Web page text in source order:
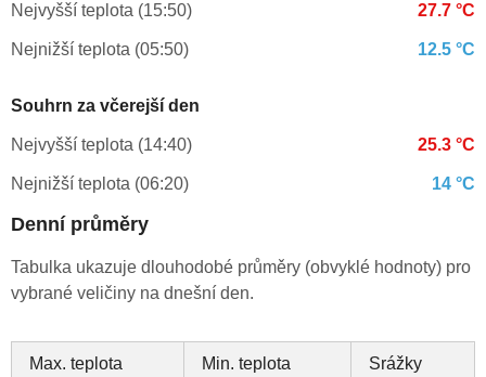
Nejvyšší teplota (15:50) 27.7 °C
Nejnižší teplota (05:50) 12.5 °C
Souhrn za včerejší den
Nejvyšší teplota (14:40) 25.3 °C
Nejnižší teplota (06:20) 14 °C
Denní průměry
Tabulka ukazuje dlouhodobé průměry (obvyklé hodnoty) pro
vybrané veličiny na dnešní den.
Max. teplota Min. teplota Srážky